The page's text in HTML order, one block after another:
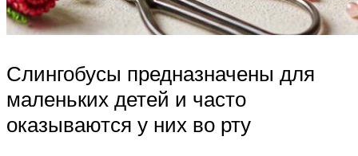
Слингобусы предназначены для
маленьких детей и часто
оказываются у них во рту